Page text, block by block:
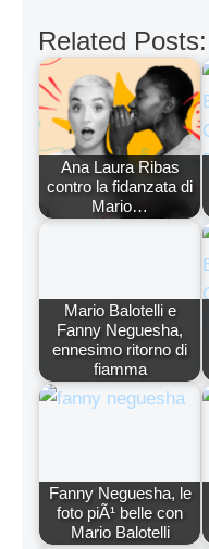
Related Posts:
Ana Laura Ribas
contro la fidanzata di
Mario…
Mario Balotelli e
Fanny Neguesha,
ennesimo ritorno di
fiamma
Fanny Neguesha, le
foto piÃ¹ belle con
Mario Balotelli